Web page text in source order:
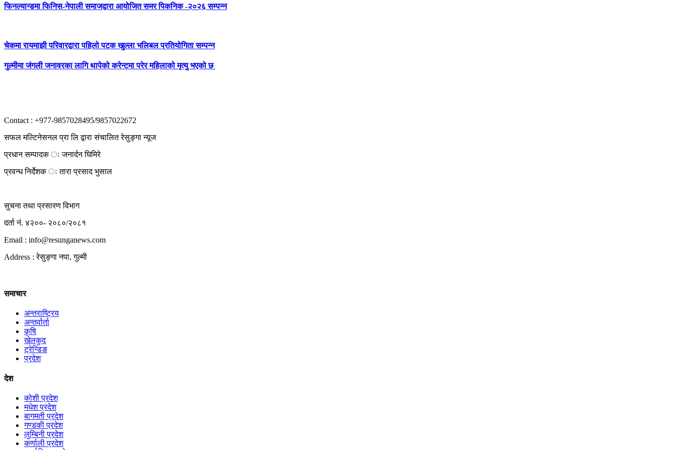
फिनल्यान्डमा फिनिस-नेपाली समाजद्वारा आयोजित समर पिकनिक -२०२६ सम्पन्न
चेकमा रायमाझी परिवारद्वारा पहिलो पटक खुल्ला भलिबल प्रतियोगिता सम्पन्न
गुल्मीमा जंगली जनावरका लागि थापेको करेन्टमा परेर महिलाको मृत्यु भएको छ
Contact : +977-9857028495/9857022672
सफल मल्टिनेसनल प्रा लि द्वारा संचालित रेसुङ्गा न्यूज
प्रधान सम्पादक ः जनार्दन घिमिरे
प्रवन्ध निर्देशक ः तारा प्रसाद भुसाल
सुचना तथा प्रसारण विभाग
दर्ता नं. ४२००- २०८०/२०८१
Email : info@resunganews.com
Address : रेसुङ्गा नपा, गुल्मी
समाचार
अन्तराष्ट्रिय
अन्तर्वार्ता
कृषि
खेलकुद
ट्रेन्डिङ
प्रदेश
देश
कोशी प्रदेश
मधेश प्रदेश
बागमती प्रदेश
गण्डकी प्रदेश
लुम्बिनी प्रदेश
कर्णाली प्रदेश